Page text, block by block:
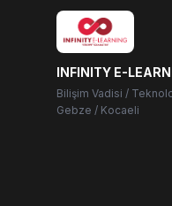
INFINITY E-
Bilişim Vadisi /
Gebze / Kocaeli